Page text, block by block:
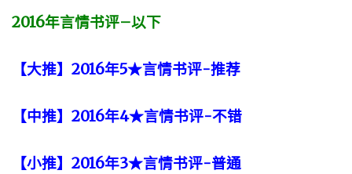
2016年言情书评–以下
【大推】2016年5★言情书评-推荐
【中推】2016年4★言情书评-不错
【小推】2016年3★言情书评-普通